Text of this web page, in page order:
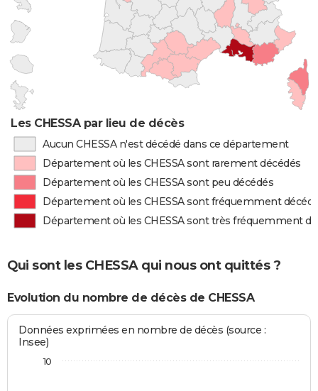
Les CHESSA par lieu de décès
Aucun CHESSA n'est décédé dans ce département
Département où les CHESSA sont rarement décédés
Département où les CHESSA sont peu décédés
Département où les CHESSA sont fréquemment
Département où les CHESSA sont très fréquemment
Qui sont les CHESSA qui nous ont quittés ?
Evolution du nombre de décès de CHESSA
Données exprimées en nombre de décès (source :
Insee)
10